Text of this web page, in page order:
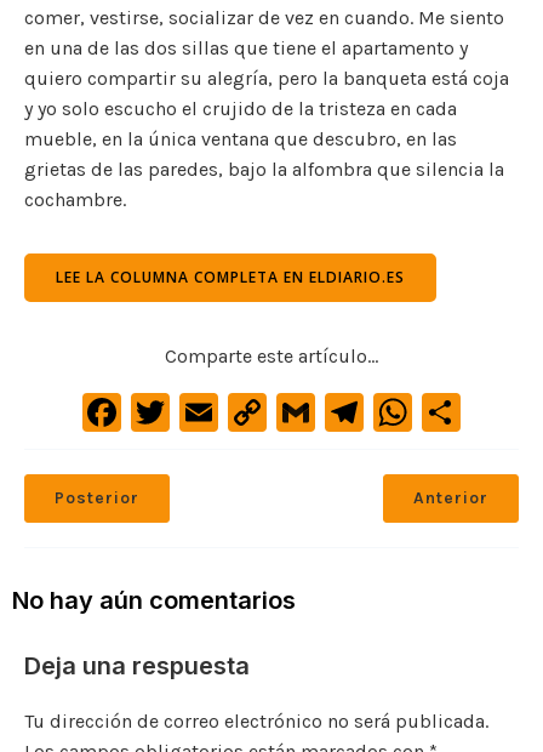
comer, vestirse, socializar de vez en cuando. Me siento
en una de las dos sillas que tiene el apartamento y
quiero compartir su alegría, pero la banqueta está coja
y yo solo escucho el crujido de la tristeza en cada
mueble, en la única ventana que descubro, en las
grietas de las paredes, bajo la alfombra que silencia la
cochambre.
LEE LA COLUMNA COMPLETA EN ELDIARIO.ES
Comparte este artículo...
F
c
e
o
k
T
E
C
n
G Te
gr
a
W
at
s
m
p
Posterior Anterior
No hay aún comentarios
Deja una respuesta
Tu dirección de correo electrónico no será publicada.